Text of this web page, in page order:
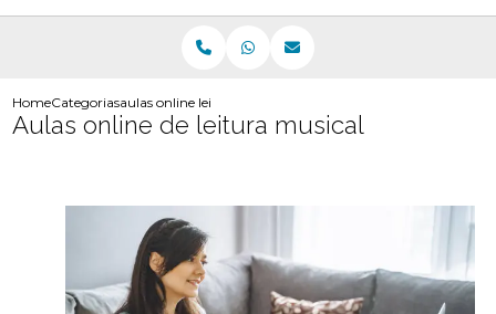
HomeCategoriasaulas online leitura musical
Aulas online de leitura musical